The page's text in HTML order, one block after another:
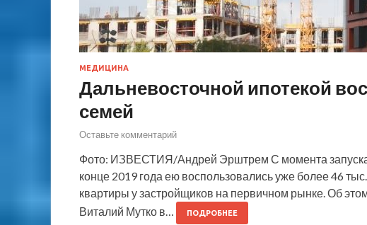
МЕДИЦИНА
Дальневосточной ипотекой
семей
Оставьте комментарий
Фото: ИЗВЕСТИЯ/Андрей Эрштрем С момента запуска
конце 2019 года ею воспользовались уже более 46
квартиры у застройщиков на первичном рынке. Об
Виталий Мутко в…
ПОДРОБНЕЕ